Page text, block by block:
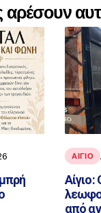
ΑΙΓΙΟ
Αίγιο:
από